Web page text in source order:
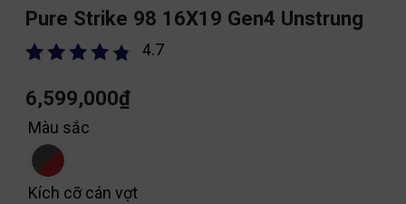
Pure Strike 98 16X19 Gen4 Unstrung
4.7
6,599,000₫
Màu sắc
Kích cỡ cán vợt